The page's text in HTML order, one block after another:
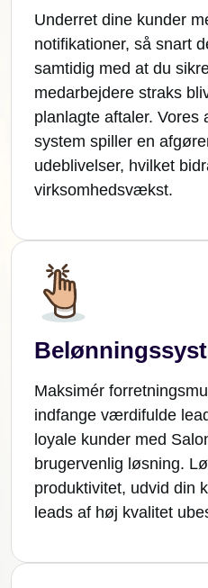
Underret dine kunder
notifikationer, så snart
samtidig med at du
medarbejdere straks
planlagte aftaler. Vores
system spiller en
udeblivelser, hvilket
virksomhedsvækst.
Maksimér
indfange værdifulde
loyale kunder med
brugervenlig løsning.
produktivitet, udvid din
leads af høj kvalitet